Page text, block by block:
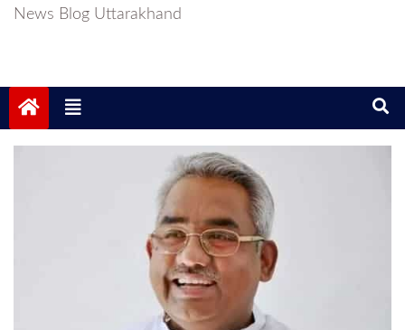
News Blog Uttarakhand